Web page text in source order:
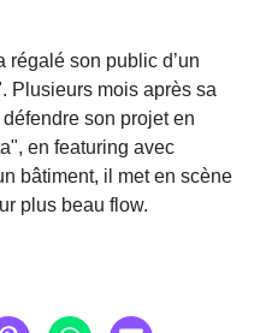
régalé son public d’un
Plusieurs mois après sa
son projet en
en featuring avec
bâtiment, il met en scène
plus beau flow.